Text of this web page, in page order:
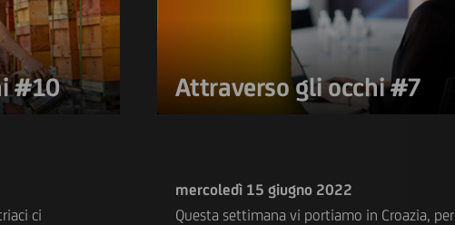
#10
ci
Attraverso gli occhi #7
mercoledì 15 giugno 2022
Questa settimana vi portiamo in Croazia, per